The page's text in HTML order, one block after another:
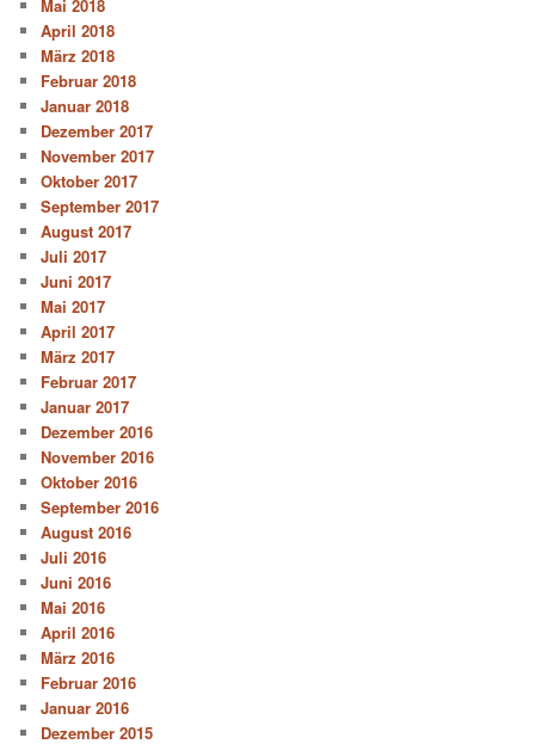
Mai 2018
April 2018
März 2018
Februar 2018
Januar 2018
Dezember 2017
November 2017
Oktober 2017
September 2017
August 2017
Juli 2017
Juni 2017
Mai 2017
April 2017
März 2017
Februar 2017
Januar 2017
Dezember 2016
November 2016
Oktober 2016
September 2016
August 2016
Juli 2016
Juni 2016
Mai 2016
April 2016
März 2016
Februar 2016
Januar 2016
Dezember 2015